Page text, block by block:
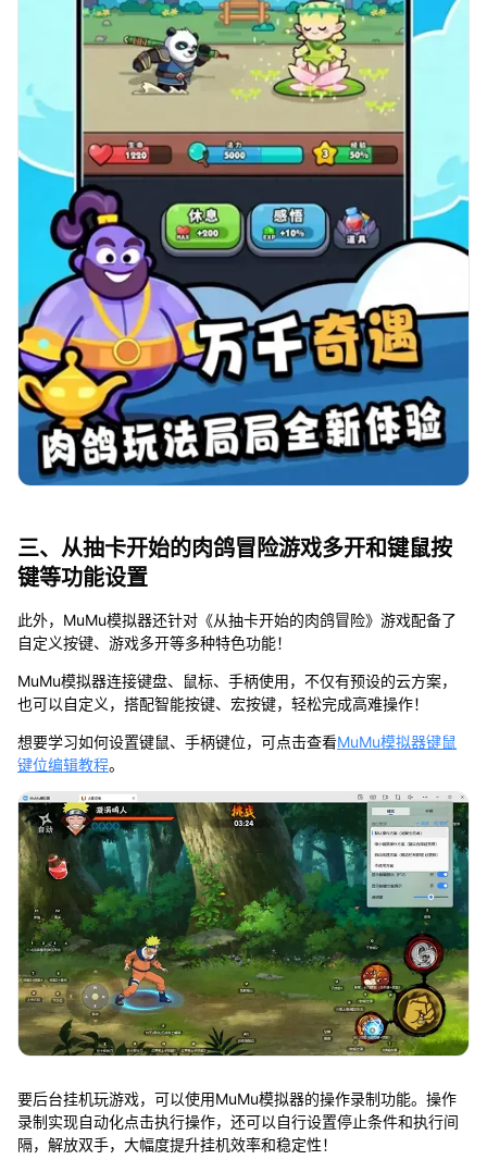
三、从抽卡开始的肉鸽冒险游戏多开和键鼠按
键等功能设置
此外，MuMu模拟器还针对《从抽卡开始的肉鸽冒险》游戏配备了
自定义按键、游戏多开等多种特色功能！
MuMu模拟器连接键盘、鼠标、手柄使用，不仅有预设的云方案，
也可以自定义，搭配智能按键、宏按键，轻松完成高难操作！
想要学习如何设置键鼠、手柄键位，可点击查看MuMu模拟器键鼠
键位编辑教程。
要后台挂机玩游戏，可以使用MuMu模拟器的操作录制功能。操作
录制实现自动化点击执行操作，还可以自行设置停止条件和执行间
隔，解放双手，大幅度提升挂机效率和稳定性！